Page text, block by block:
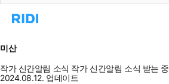
리
으
로
이
동
미산
작가 신간알림 소식 작가 신간알림 소식 받는 중
2024.08.12. 업데이트